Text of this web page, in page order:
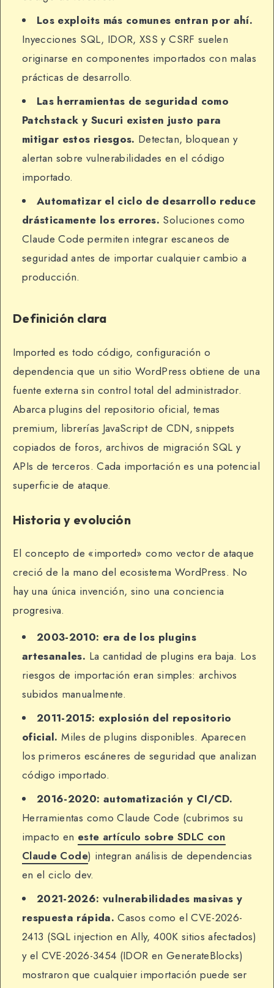
Los exploits más comunes entran por ahí.
Inyecciones SQL, IDOR, XSS y CSRF suelen
originarse en componentes importados con malas
prácticas de desarrollo.
Las herramientas de seguridad como
Patchstack y Sucuri existen justo para
mitigar estos riesgos. Detectan, bloquean y
alertan sobre vulnerabilidades en el código
importado.
Automatizar el ciclo de desarrollo reduce
drásticamente los errores. Soluciones como
Claude Code permiten integrar escaneos de
seguridad antes de importar cualquier cambio a
producción.
Definición clara
Imported es todo código, configuración o
dependencia que un sitio WordPress obtiene de una
fuente externa sin control total del administrador.
Abarca plugins del repositorio oficial, temas
premium, librerías JavaScript de CDN, snippets
copiados de foros, archivos de migración SQL y
APIs de terceros. Cada importación es una potencial
superficie de ataque.
Historia y evolución
El concepto de «imported» como vector de ataque
creció de la mano del ecosistema WordPress. No
hay una única invención, sino una conciencia
progresiva.
2003-2010: era de los plugins
artesanales. La cantidad de plugins era baja. Los
riesgos de importación eran simples: archivos
subidos manualmente.
2011-2015: explosión del repositorio
oficial. Miles de plugins disponibles. Aparecen
los primeros escáneres de seguridad que analizan
código importado.
2016-2020: automatización y CI/CD.
Herramientas como Claude Code (cubrimos su
impacto en este artículo sobre SDLC con
Claude Code) integran análisis de dependencias
en el ciclo dev.
2021-2026: vulnerabilidades masivas y
respuesta rápida. Casos como el CVE-2026-
2413 (SQL injection en Ally, 400K sitios afectados)
y el CVE-2026-3454 (IDOR en GenerateBlocks)
mostraron que cualquier importación puede ser